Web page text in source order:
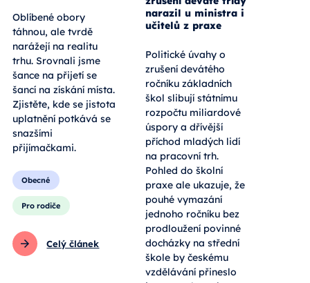
Oblíbené obory
táhnou, ale tvrdě
narážejí na realitu
trhu. Srovnali jsme
šance na přijetí se
šancí na získání místa.
Zjistěte, kde se jistota
uplatnění potkává se
snazšími
přijímačkami.
Obecné
Pro rodiče
Celý článek
narazil u ministra i
učitelů z praxe
Politické úvahy o
zrušení devátého
ročníku základních
škol slibují státnímu
rozpočtu miliardové
úspory a dřívější
příchod mladých lidí
na pracovní trh.
Pohled do školní
praxe ale ukazuje, že
pouhé vymazání
jednoho ročníku bez
prodloužení povinné
docházky na střední
škole by českému
vzdělávání přineslo